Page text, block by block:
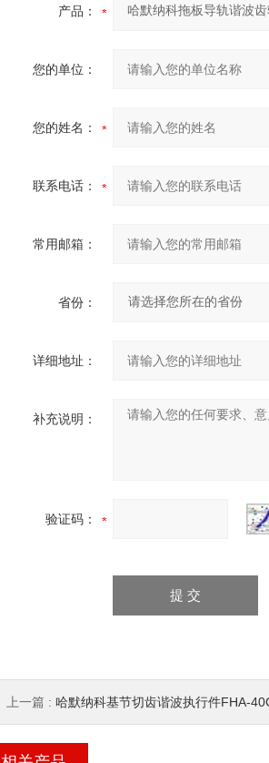
产品：
您的单位：
您的姓名：
联系电话：
常用邮箱：
省份：
详细地址：
补充说明：
验证码：
上一篇 : 哈默纳科基节切齿谐波执行件FHA-40C-